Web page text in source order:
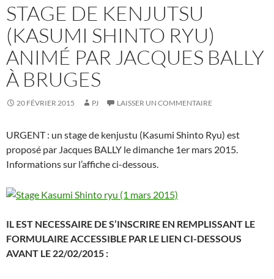
STAGE DE KENJUTSU
(KASUMI SHINTO RYU)
ANIMÉ PAR JACQUES BALLY
À BRUGES
20 FÉVRIER 2015 PJ LAISSER UN COMMENTAIRE
URGENT : un stage de kenjustu (Kasumi Shinto Ryu) est
proposé par Jacques BALLY le dimanche 1er mars 2015.
Informations sur l’affiche ci-dessous.
IL EST NECESSAIRE DE S’INSCRIRE EN REMPLISSANT LE
FORMULAIRE ACCESSIBLE PAR LE LIEN CI-DESSOUS
AVANT LE 22/02/2015 :